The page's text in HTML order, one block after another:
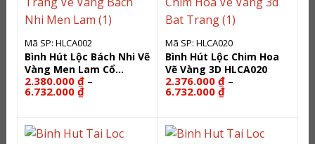
Mã SP: HLCA002
Bình Hút Lộc Bách Nhi Vẽ
Vàng Men Lam Cổ
HLCA002
2.380.000 ₫ –
6.732.000 ₫Khoảng
đến
6.732.000 ₫
Mã SP: HLCA020
Bình Hút Lộc Chim Hoa
Vẽ Vàng 3D HLCA020
2.376.000 ₫ –
6.732.000 ₫Khoảng
giá:
đến
6.732.000 ₫